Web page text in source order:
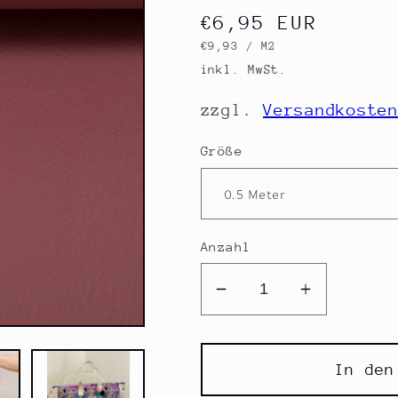
Normaler
Preis
€6,95 EUR
GRUNDPREIS
€9,93 / PRO
M2
inkl. MwSt.
zzgl.Versandkosten
Größe
Anzahl
Verringere
die
Menge
Kunstleder
Erhöhe
die
Menge
In den